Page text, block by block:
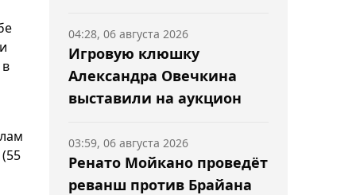
Игровую клюшку
Александра Овечкина
выставили на аукцион
04:28, 06 августа 2026
Ренато Мойкано проведёт
реванш против Брайана
03:59, 06 августа 2026